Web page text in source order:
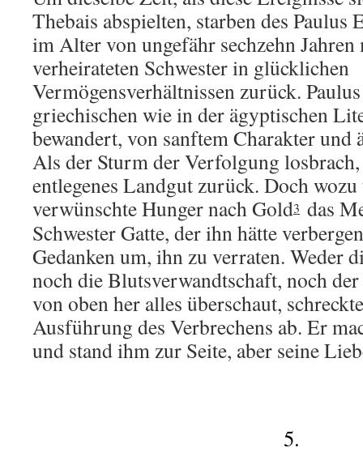
Thebais abspielten, starben des
im Alter von ungefähr sechzehn
verheirateten Schwester in glücklichen
Vermögensverhältnissen zurück.
griechischen wie in der ägyptischen
bewandert, von sanftem Charakter und
Als der Sturm der Verfolgung
entlegenes Landgut zurück. Doch
verwünschte Hunger nach Gold3 das
Schwester Gatte, der ihn hätte
Gedanken um, ihn zu verraten. Weder
noch die Blutsverwandtschaft, noch
von oben her alles überschaut,
Ausführung des Verbrechens ab. Er
und stand ihm zur Seite, aber seine
5.